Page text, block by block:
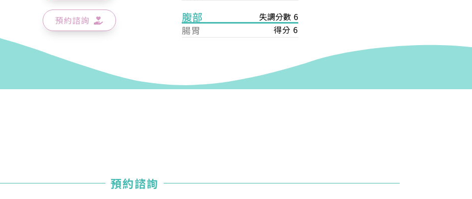
預約諮詢 腹部 失調分數 6
腸胃 得分 6
預約諮詢
您好，您的會員申請，已成功送出，經本協會理事會審核